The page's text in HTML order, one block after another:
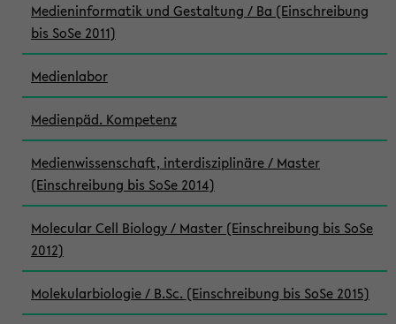
Medieninformatik und Gestaltung / Ba (Einschreibung
bis SoSe 2011)
Medienlabor
Medienpäd. Kompetenz
Medienwissenschaft, interdisziplinäre / Master
(Einschreibung bis SoSe 2014)
Molecular Cell Biology / Master (Einschreibung bis SoSe
2012)
Molekularbiologie / B.Sc. (Einschreibung bis SoSe 2015)